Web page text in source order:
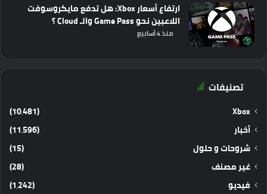
ارتفاع أسعار Xbox: هل تدفع مايكروسوفت
اللاعبين نحو Game Pass والـ Cloud ؟
منذ 4 أسابيع
تصنيفات
Xbox
(10٬481)
أخبار
(11٬596)
شروحات و حلول
(15)
غير مصنف
(28)
فيديو
(1٬242)